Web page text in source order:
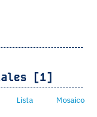
[1]
Lista Mosaico